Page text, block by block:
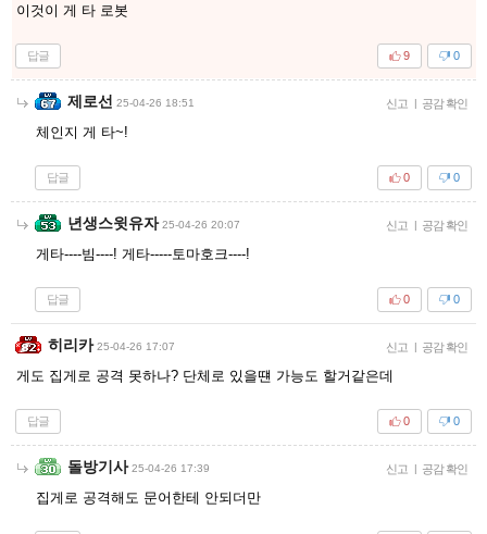
이것이 게 타 로봇
답글 0
9
제로선 25-04-26 18:51 신고 | 공감 확인
체인지 게 타~!
답글 0
0
년생스윗유자 25-04-26 20:07 신고 | 공감 확인
게타----빔----! 게타-----토마호크----!
답글 0
0
히리카 25-04-26 17:07 신고 | 공감 확인
게도 집게로 공격 못하나? 단체로 있을떈 가능도 할거같은데
답글 0
0
돌방기사 25-04-26 17:39 신고 | 공감 확인
집게로 공격해도 문어한테 안되더만